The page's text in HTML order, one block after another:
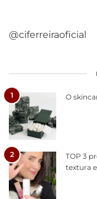
@ciferreiraoficial
1 O
2
TOP 3
textura